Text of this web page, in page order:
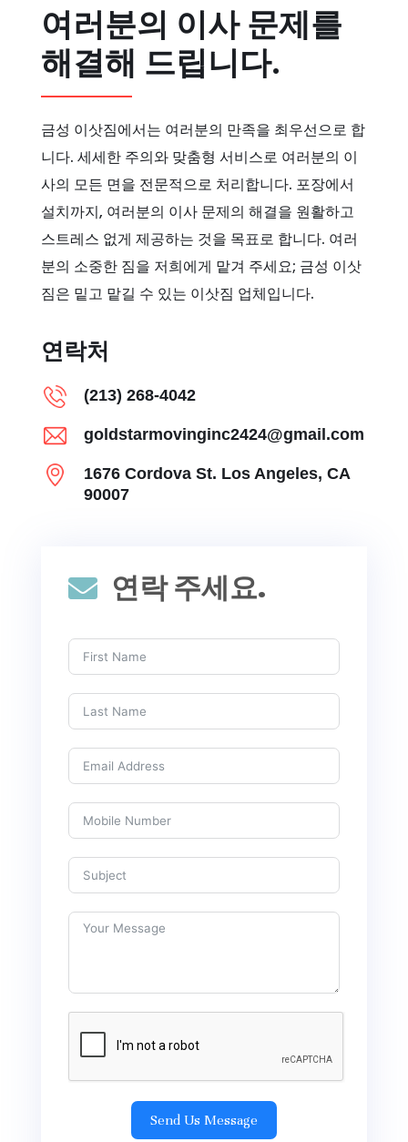
 연락 주세요.
Send Us Message
여러분의 이사 문제를
해결해 드립니다.
금성 이삿짐에서는 여러분의 만족을 최우선으로 합
니다. 세세한 주의와 맞춤형 서비스로 여러분의 이
사의 모든 면을 전문적으로 처리합니다. 포장에서
설치까지, 여러분의 이사 문제의 해결을 원활하고
스트레스 없게 제공하는 것을 목표로 합니다. 여러
분의 소중한 짐을 저희에게 맡겨 주세요; 금성 이삿
짐은 밑고 맡길 수 있는 이삿짐 업체입니다.
연락처
(213) 268-4042
goldstarmovinginc2424@gmail.com
1676 Cordova St. Los Angeles, CA
90007